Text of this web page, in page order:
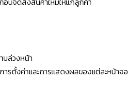
บล่วงหน้า
รตั้งค่าและการแสดงผลของแต่ละหน้าจอ